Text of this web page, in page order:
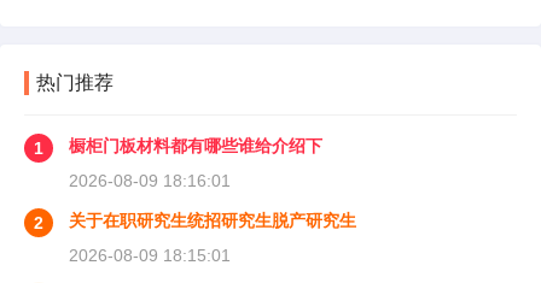
热门推荐
1
橱柜门板材料都有哪些谁给介绍下
2026-08-09 18:16:01
2
关于在职研究生统招研究生脱产研究生
2026-08-09 18:15:01